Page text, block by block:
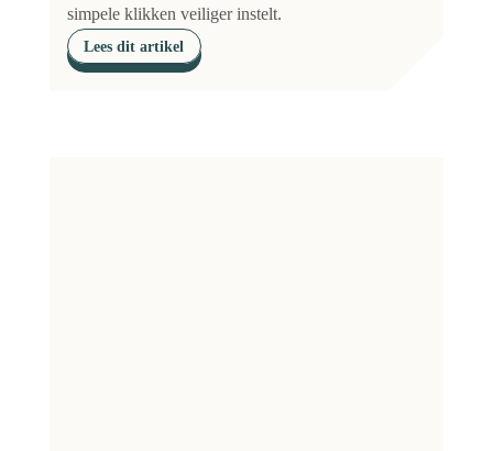
simpele klikken veiliger instelt.
Lees dit artikel